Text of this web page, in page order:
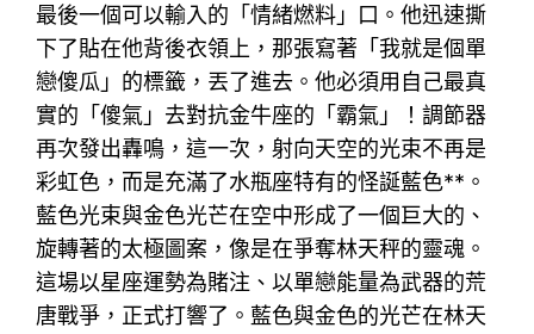
最後一個可以輸入的「情緒燃料」口。他迅速撕
下了貼在他背後衣領上，那張寫著「我就是個單
戀傻瓜」的標籤，丟了進去。他必須用自己最真
實的「傻氣」去對抗金牛座的「霸氣」！調節器
再次發出轟鳴，這一次，射向天空的光束不再是
彩虹色，而是充滿了水瓶座特有的怪誕藍色**。
藍色光束與金色光芒在空中形成了一個巨大的、
旋轉著的太極圖案，像是在爭奪林天秤的靈魂。
這場以星座運勢為賭注、以單戀能量為武器的荒
唐戰爭，正式打響了。藍色與金色的光芒在林天